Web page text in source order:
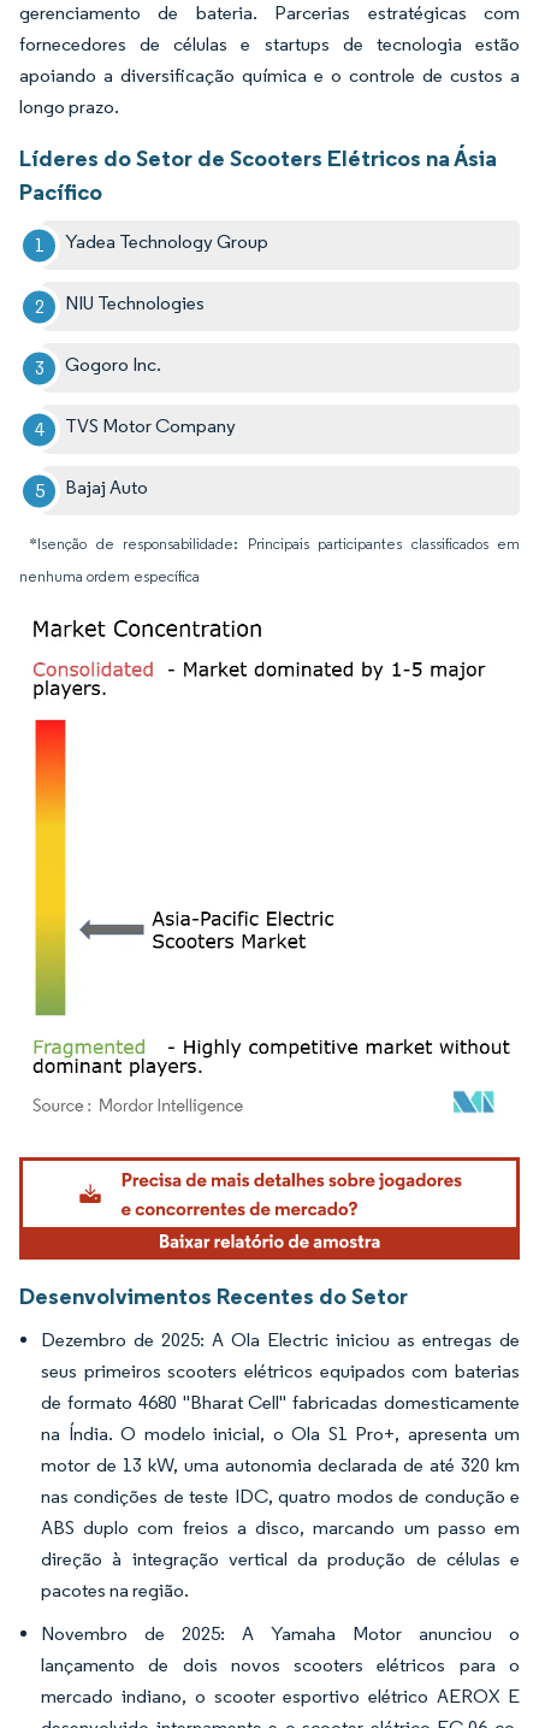
gerenciamento de bateria. Parcerias estratégicas com
fornecedores de células e startups de tecnologia estão
apoiando a diversificação química e o controle de custos a
longo prazo.
Líderes do Setor de Scooters Elétricos na Ásia
Pacífico
Yadea Technology Group
NIU Technologies
Gogoro Inc.
TVS Motor Company
Bajaj Auto
*Isenção de responsabilidade: Principais participantes classificados em
nenhuma ordem específica
Imagem © Mordor Intelligence. O reuso requer atribuição conforme CC BY 4.0.
Desenvolvimentos Recentes do Setor
Dezembro de 2025: A Ola Electric iniciou as entregas de
seus primeiros scooters elétricos equipados com baterias
de formato 4680 "Bharat Cell" fabricadas domesticamente
na Índia. O modelo inicial, o Ola S1 Pro+, apresenta um
motor de 13 kW, uma autonomia declarada de até 320 km
nas condições de teste IDC, quatro modos de condução e
ABS duplo com freios a disco, marcando um passo em
direção à integração vertical da produção de células e
pacotes na região.
Novembro de 2025: A Yamaha Motor anunciou o
lançamento de dois novos scooters elétricos para o
mercado indiano, o scooter esportivo elétrico AEROX E